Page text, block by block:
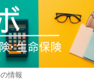
情報